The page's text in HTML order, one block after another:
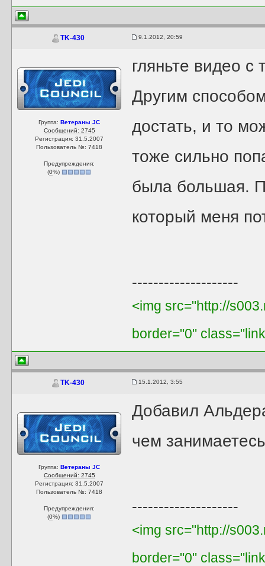
TK-430 9.1.2012, 20:59
Группа:Ветераны JC
Сообщений: 2745
Регистрация: 31.5.2007
Пользователь №: 7418
Предупреждения:
(0%)
гляньте видео с
Другим
достать, и то
тоже сильно
была большая.
который меня
--------------------
<img src="http://
border="0"
TK-430 15.1.2012, 3:55
Группа:Ветераны JC
Сообщений: 2745
Регистрация: 31.5.2007
Пользователь №: 7418
Предупреждения:
(0%)
Добавил
чем
--------------------
<img src="http://
border="0"